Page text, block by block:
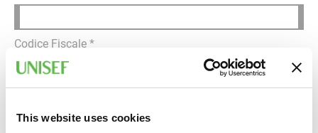
This website uses cookies
Codice Fiscale *